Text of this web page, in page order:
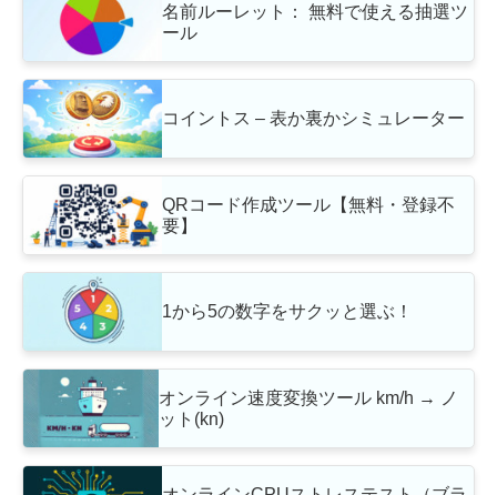
名前ルーレット： 無料で使える抽選ツ
ール
コイントス – 表か裏かシミュレーター
QRコード作成ツール【無料・登録不
要】
1から5の数字をサクッと選ぶ！
オンライン速度変換ツール km/h → ノ
ット(kn)